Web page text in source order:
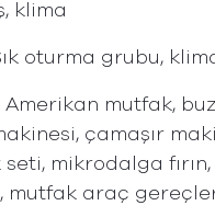
klima
oturma grubu,
Amerikan mutfak,
çamaşır
seti, mikrodalga
mutfak araç